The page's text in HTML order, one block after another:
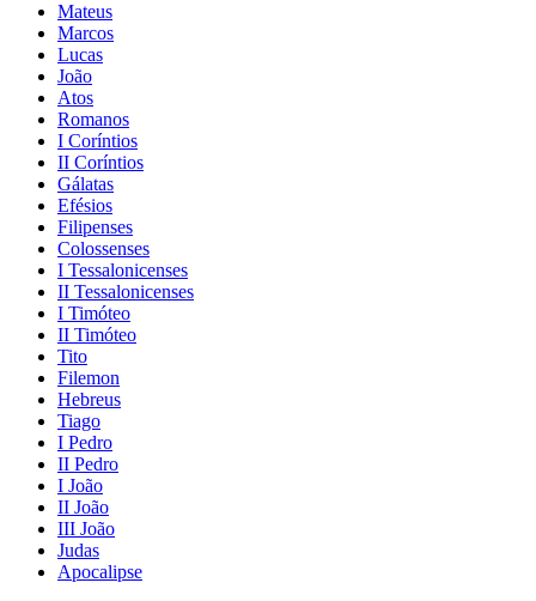
Mateus
Marcos
Lucas
João
Atos
Romanos
I Coríntios
II Coríntios
Gálatas
Efésios
Filipenses
Colossenses
I Tessalonicenses
II Tessalonicenses
I Timóteo
II Timóteo
Tito
Filemon
Hebreus
Tiago
I Pedro
II Pedro
I João
II João
III João
Judas
Apocalipse